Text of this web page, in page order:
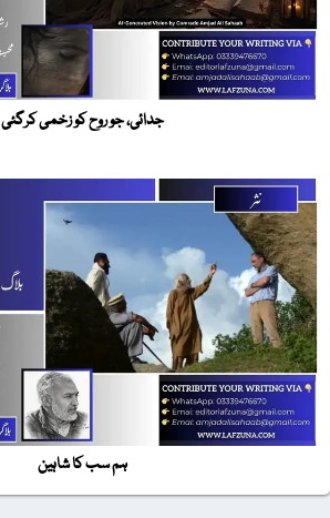
جدائی، جو روح کو زخمی کرگئی
ہم سب کا شاہین